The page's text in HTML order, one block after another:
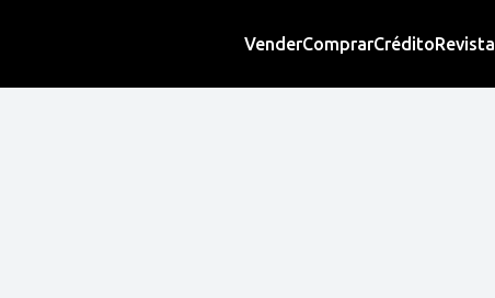
VenderComprarCréditoRevista